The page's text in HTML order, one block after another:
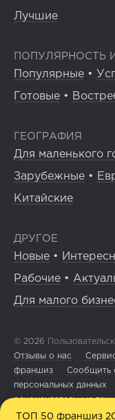
Лучшие
ПОПУЛЯРНОСТЬ
Популярные •
Готовые •
ГЕОГРАФИЯ
Для маленького
Зарубежные •
Китайские
ДРУГОЕ
Новые •
Рабочие •
Для малого
© 2026
Отзывы о нас
франшиз
Сообщить
персональных данных
рекомендательные
ТОП 50 франшиз